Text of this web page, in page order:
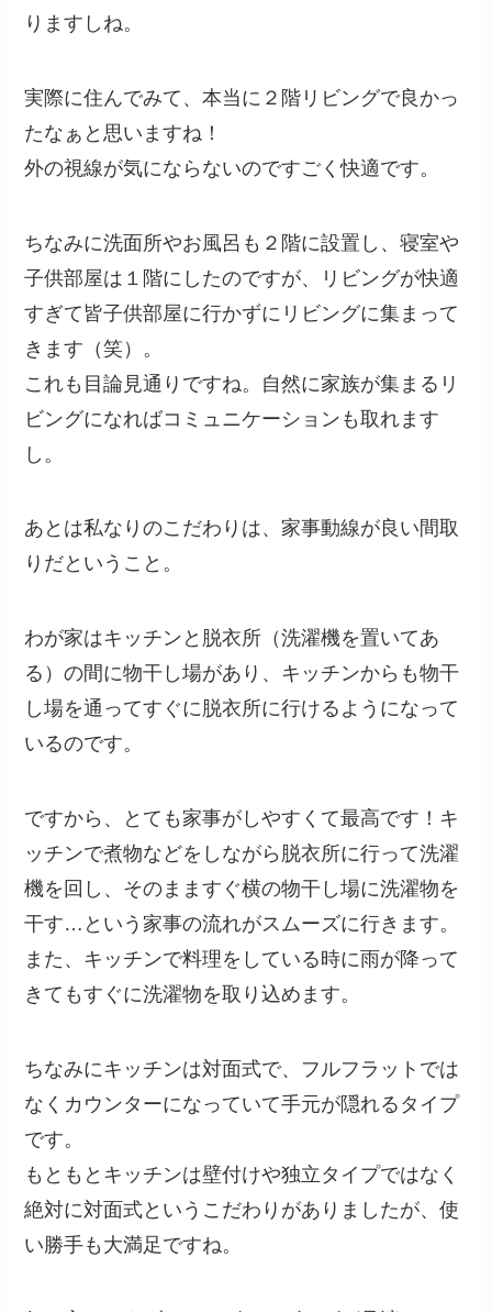
りますしね。
実際に住んでみて、本当に２階リビングで良かっ
たなぁと思いますね！
外の視線が気にならないのですごく快適です。
ちなみに洗面所やお風呂も２階に設置し、寝室や
子供部屋は１階にしたのですが、リビングが快適
すぎて皆子供部屋に行かずにリビングに集まって
きます（笑）。
これも目論見通りですね。自然に家族が集まるリ
ビングになればコミュニケーションも取れます
し。
あとは私なりのこだわりは、家事動線が良い間取
りだということ。
わが家はキッチンと脱衣所（洗濯機を置いてあ
る）の間に物干し場があり、キッチンからも物干
し場を通ってすぐに脱衣所に行けるようになって
いるのです。
ですから、とても家事がしやすくて最高です！キ
ッチンで煮物などをしながら脱衣所に行って洗濯
機を回し、そのまますぐ横の物干し場に洗濯物を
干す…という家事の流れがスムーズに行きます。
また、キッチンで料理をしている時に雨が降って
きてもすぐに洗濯物を取り込めます。
ちなみにキッチンは対面式で、フルフラットでは
なくカウンターになっていて手元が隠れるタイプ
です。
もともとキッチンは壁付けや独立タイプではなく
絶対に対面式というこだわりがありましたが、使
い勝手も大満足ですね。